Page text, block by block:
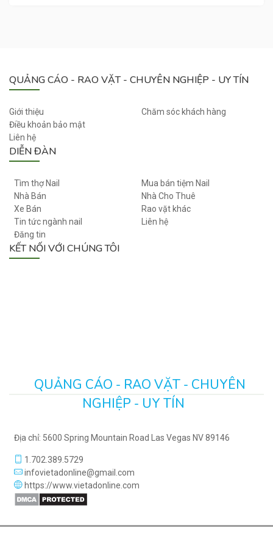
I
O
QUẢNG CÁO - RAO VẶT - CHUYÊN NGHIỆP - UY TÍN
Giới thiệu
Điều khoản bảo mật
Liên hệ
Chăm sóc khách hàng
DIỄN ĐÀN
Tìm thợ Nail
Mua bán tiệm Nail
Nhà Bán
Nhà Cho Thuê
Xe Bán
Rao vặt khác
Tin tức ngành nail
Liên hệ
Đăng tin
KẾT NỐI VỚI CHÚNG TÔI
QUẢNG CÁO - RAO VẶT - CHUYÊN
NGHIỆP - UY TÍN
Địa chỉ: 5600 Spring Mountain Road Las Vegas NV 89146
1.702.389.5729
infovietadonline@gmail.com
https://www.vietadonline.com